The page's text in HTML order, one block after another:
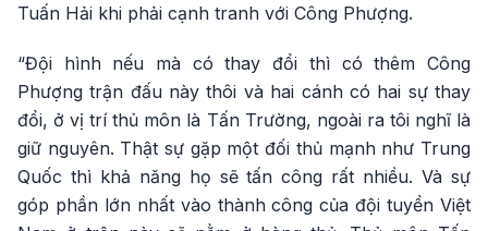
Tuấn Hải khi phải cạnh tranh với Công Phượng.
“Đội hình nếu mà có thay đổi thì có thêm Công
Phượng trận đấu này thôi và hai cánh có hai sự thay
đổi, ở vị trí thủ môn là Tấn Trường, ngoài ra tôi nghĩ là
giữ nguyên. Thật sự gặp một đối thủ mạnh như Trung
Quốc thì khả năng họ sẽ tấn công rất nhiều. Và sự
góp phần lớn nhất vào thành công của đội tuyển Việt